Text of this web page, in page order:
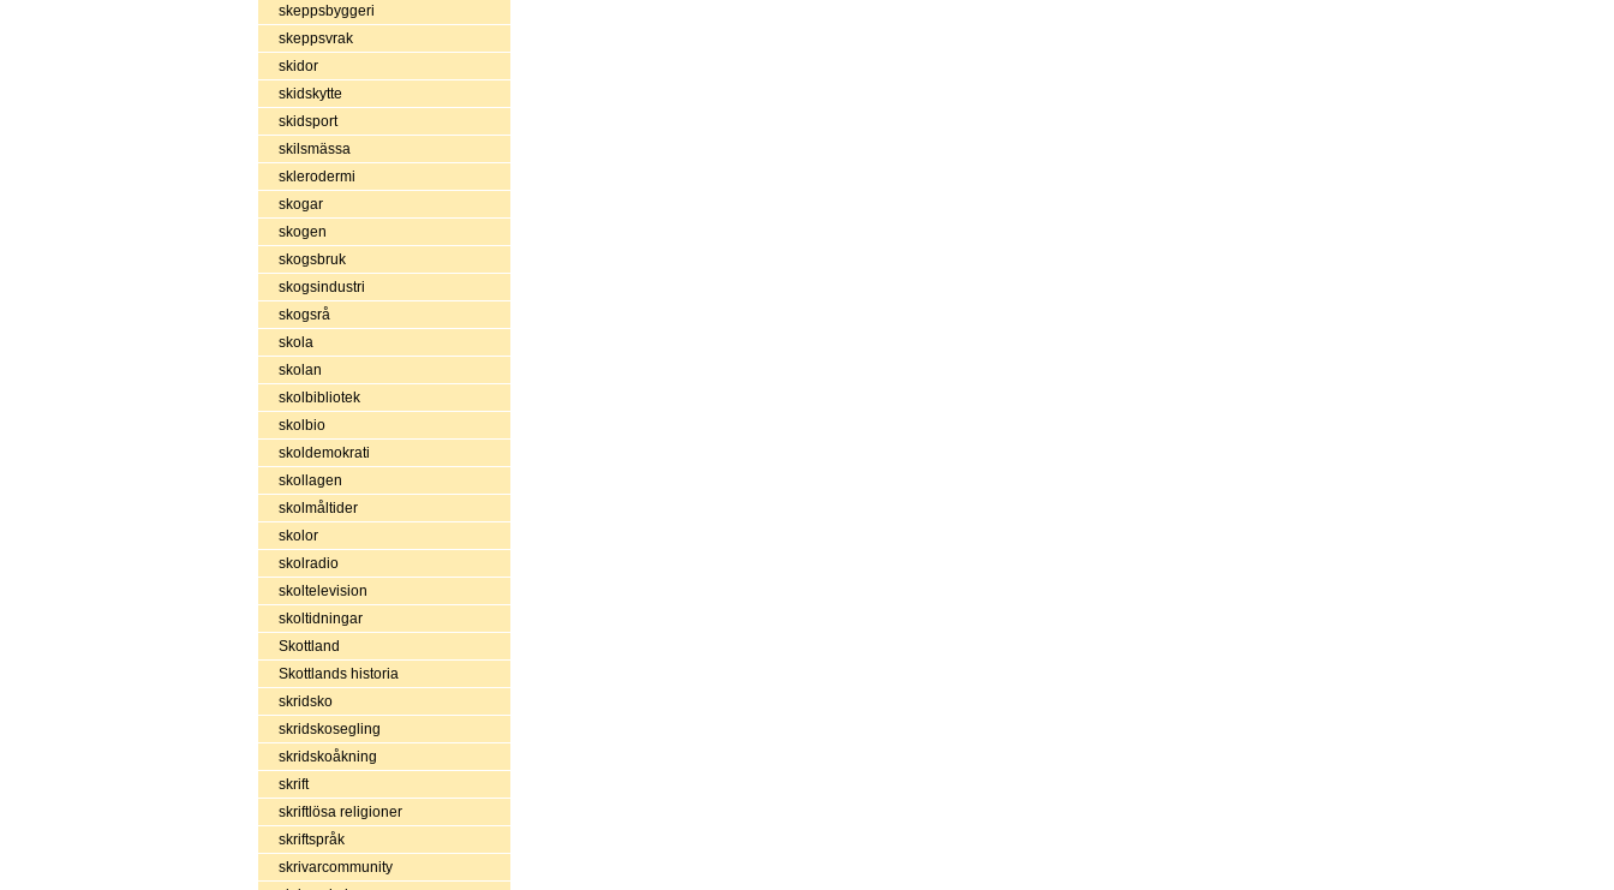
skeppsbyggeri
skeppsvrak
skidor
skidskytte
skidsport
skilsmässa
sklerodermi
skogar
skogen
skogsbruk
skogsindustri
skogsrå
skola
skolan
skolbibliotek
skolbio
skoldemokrati
skollagen
skolmåltider
skolor
skolradio
skoltelevision
skoltidningar
Skottland
Skottlands historia
skridsko
skridskosegling
skridskoåkning
skrift
skriftlösa religioner
skriftspråk
skrivarcommunity